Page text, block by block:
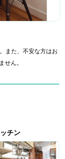
また、不安な方はお
せん。
チン